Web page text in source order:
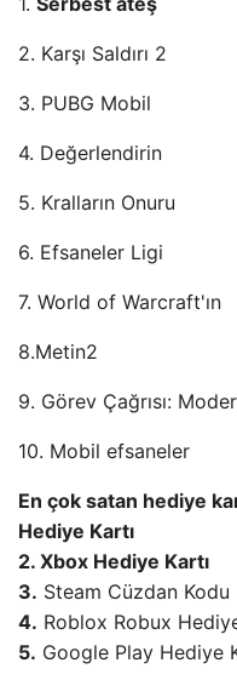
2. Karşı Saldırı 2
3. PUBG Mobil
4. Değerlendirin
5. Kralların Onuru
6. Efsaneler Ligi
7. World of Warcraft'ın
8.Metin2
9. Görev Çağrısı:
10. Mobil efsaneler
En çok satan hediye
Hediye Kartı
2. Xbox Hediye Kartı
3. Steam Cüzdan Kodu
4. Roblox Robux
5. Google Play Hediye